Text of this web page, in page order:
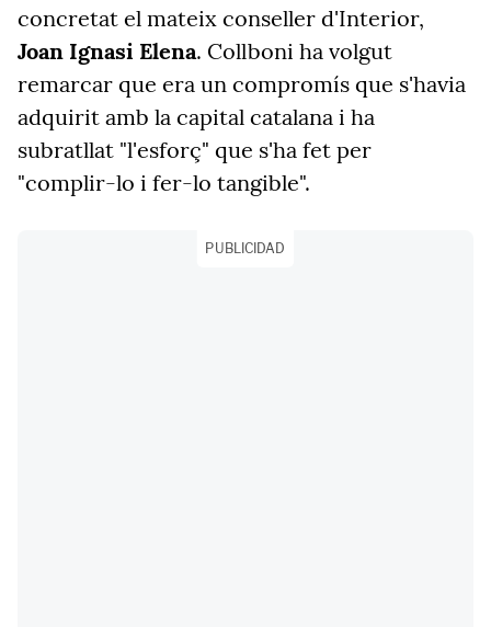
concretat el mateix conseller d'Interior,
Joan Ignasi Elena. Collboni ha volgut
remarcar que era un compromís que s'havia
adquirit amb la capital catalana i ha
subratllat "l'esforç" que s'ha fet per
"complir-lo i fer-lo tangible".
PUBLICIDAD